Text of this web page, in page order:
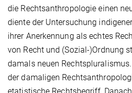
die Rechtsanthropologie einen
diente der Untersuchung
ihrer Anerkennung als echtes
von Recht und (Sozial-)Ordnung
damals neuen
der damaligen